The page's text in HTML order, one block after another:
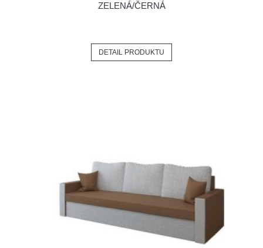
ZELENÁ/ČERNÁ
DETAIL PRODUKTU